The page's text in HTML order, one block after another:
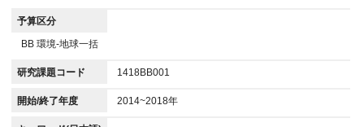
予算区分
BB 環境-地球一括
研究課題コード 1418BB001
開始/終了年度 2014~2018年